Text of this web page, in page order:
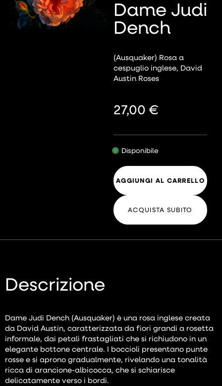
Dame Judi
Dench
(Ausquaker) Rosa a
cespuglio inglese, David
Austin Roses
27,00 €
Disponibile
AGGIUNGI AL CARRELLO
ACQUISTA SUBITO
Descrizione
Dame Judi Dench (Ausquaker) è una rosa inglese creata
da David Austin, caratterizzata da fiori grandi a rosetta
informale, dai petali frastagliati che si richiudono in un
elegante bottone centrale. I boccioli presentano punte
rosse e si aprono gradualmente, rivelando una tonalità
ricca di arancione-albicocca, che si schiarisce
delicatamente verso i bordi.